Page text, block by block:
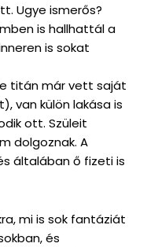
Ugye ismerős?
is hallhattál a
is sokat
titán már vett saját
van külön lakása is
ott. Szüleit
dolgoznak. A
általában ő fizeti is
mi is sok fantáziát
és